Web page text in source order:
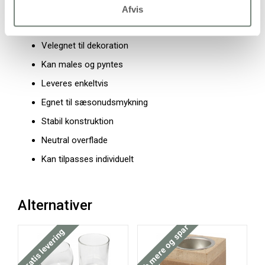
Afvis
Passer til små juletræslys
Velegnet til dekoration
Kan males og pyntes
Leveres enkeltvis
Egnet til sæsonudsmykning
Stabil konstruktion
Neutral overflade
Kan tilpasses individuelt
Alternativer
Køb mere og spar
Gratis levering Køb mere og spar